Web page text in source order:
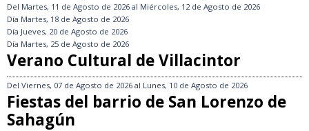
Del Martes, 11 de Agosto de 2026 al Miércoles, 12 de Agosto de 2026
Día Martes, 18 de Agosto de 2026
Día Jueves, 20 de Agosto de 2026
Día Martes, 25 de Agosto de 2026
Verano Cultural de Villacintor
Del Viernes, 07 de Agosto de 2026 al Lunes, 10 de Agosto de 2026
Fiestas del barrio de San Lorenzo de
Sahagún